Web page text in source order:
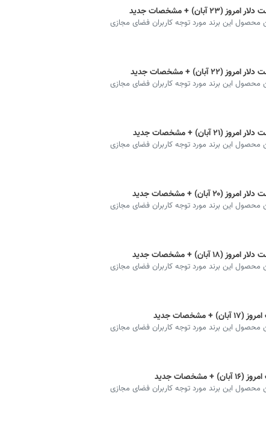
+ مشخصات جدید
این برند مورد توجه کاربران فضای مجازی
+ مشخصات جدید
این برند مورد توجه کاربران فضای مجازی
+ مشخصات جدید
این برند مورد توجه کاربران فضای مجازی
+ مشخصات جدید
این برند مورد توجه کاربران فضای مجازی
+ مشخصات جدید
این برند مورد توجه کاربران فضای مجازی
جدید
این برند مورد توجه کاربران فضای مجازی
جدید
این برند مورد توجه کاربران فضای مجازی